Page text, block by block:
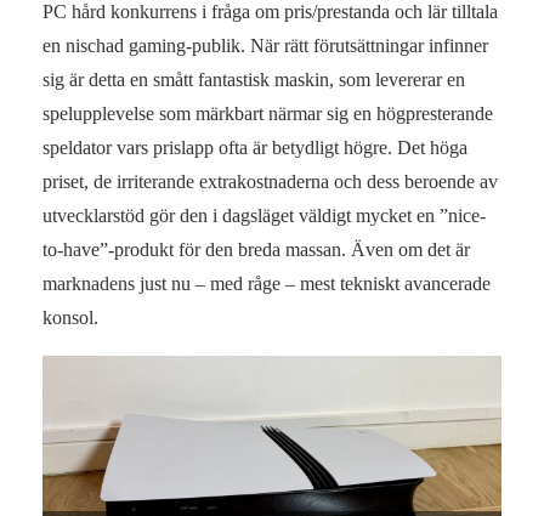
PC hård konkurrens i fråga om pris/prestanda och lär tilltala
en nischad gaming-publik. När rätt förutsättningar infinner
sig är detta en smått fantastisk maskin, som levererar en
spelupplevelse som märkbart närmar sig en högpresterande
speldator vars prislapp ofta är betydligt högre. Det höga
priset, de irriterande extrakostnaderna och dess beroende av
utvecklarstöd gör den i dagsläget väldigt mycket en ”nice-
to-have”-produkt för den breda massan. Även om det är
marknadens just nu – med råge – mest tekniskt avancerade
konsol.